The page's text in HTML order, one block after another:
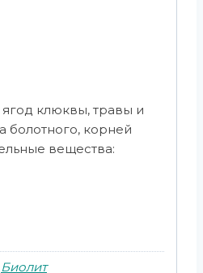
ягод клюквы, травы и
болотного, корней
вещества:
Биолит